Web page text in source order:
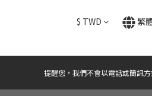
$ TWD 繁
提醒您，我們不會以電話或簡訊